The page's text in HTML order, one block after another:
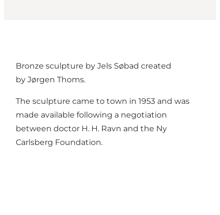
Bronze sculpture by Jels Søbad created
by Jørgen Thoms.
The sculpture came to town in 1953 and was
made available following a negotiation
between doctor H. H. Ravn and the Ny
Carlsberg Foundation.